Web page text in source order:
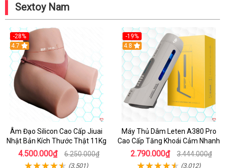
Sextoy Nam
-28%
4.7
Âm Đạo Silicon Cao Cấp Jiuai
Nhật Bản Kích Thước Thật 11Kg
4.500.000₫ 6.250.000₫
(3,501)
-19%
Hot
4.8
Máy Thủ Dâm Leten A380 Pro
Cao Cấp Tăng Khoái Cảm Nhanh
2.790.000₫ 3.444.000₫
(3,012)